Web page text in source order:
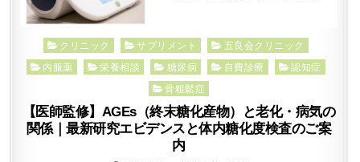
Posted
in
クリニック サプリメント
五良会クリニック
内服薬
栄養相談 糖尿病 自費診療
認知症
骨粗鬆症
【医師監修】AGEs（終末糖化産物）と老化・病気の
関係｜最新研究エビデンスと体内糖化度検査のご案
内